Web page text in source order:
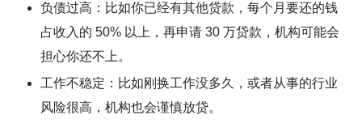
负债过高：比如你已经有其他贷款，每个月要还的钱
占收入的 50% 以上，再申请 30 万贷款，机构可能会
担心你还不上。
工作不稳定：比如刚换工作没多久，或者从事的行业
风险很高，机构也会谨慎放贷。